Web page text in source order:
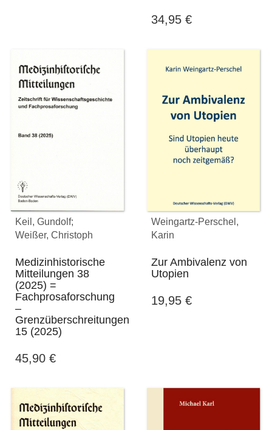
34,95 €
Keil, Gundolf;
Weißer, Christoph
Medizinhistorische
Mitteilungen 38
(2025) =
Fachprosaforschung
–
Grenzüberschreitungen
15 (2025)
45,90 €
Weingartz-Perschel,
Karin
Zur Ambivalenz von
Utopien
19,95 €